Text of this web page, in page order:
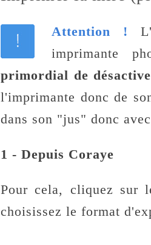
Attention !
imprimante
primordial de
l'imprimante donc de
dans son "jus" donc
1 - Depuis Coraye
Pour cela, cliquez sur
choisissez le format